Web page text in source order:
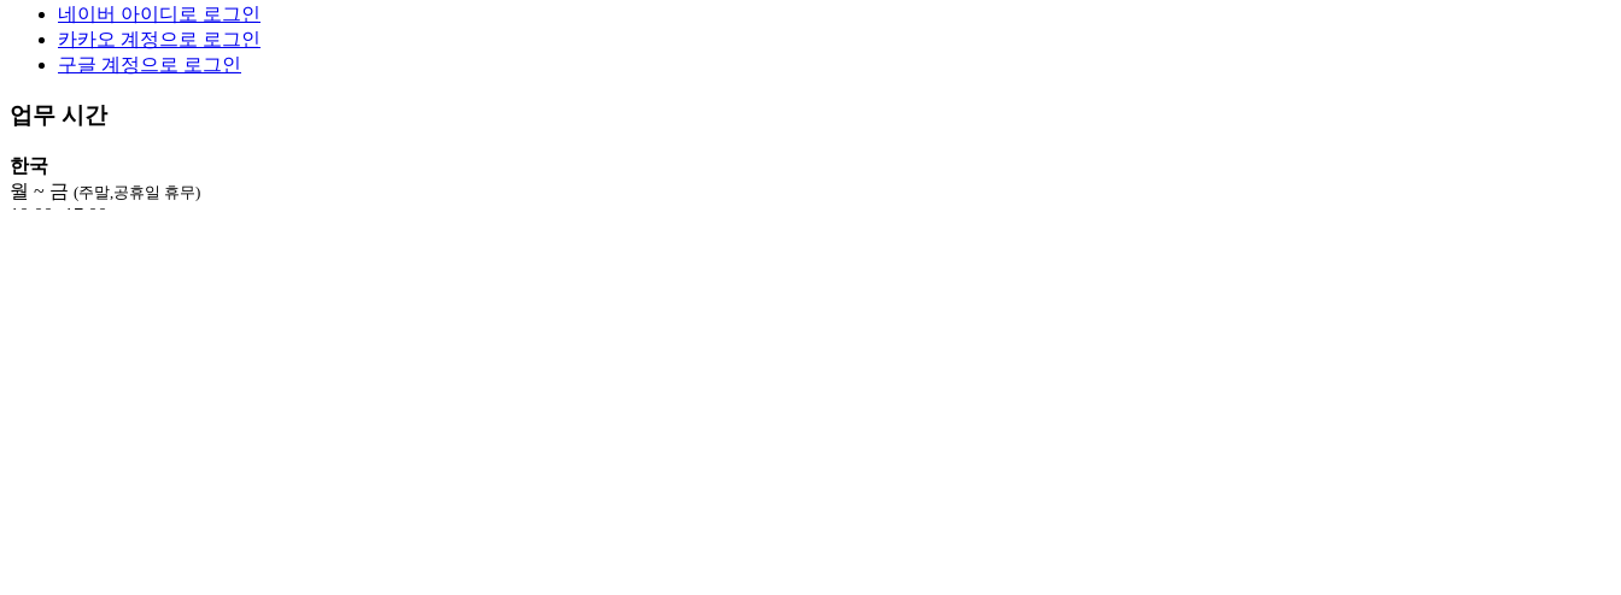
네이버 아이디로 로그인
카카오 계정으로 로그인
구글 계정으로 로그인
업무 시간
한국
월 ~ 금 (주말,공휴일 휴무)
10:00~17:00